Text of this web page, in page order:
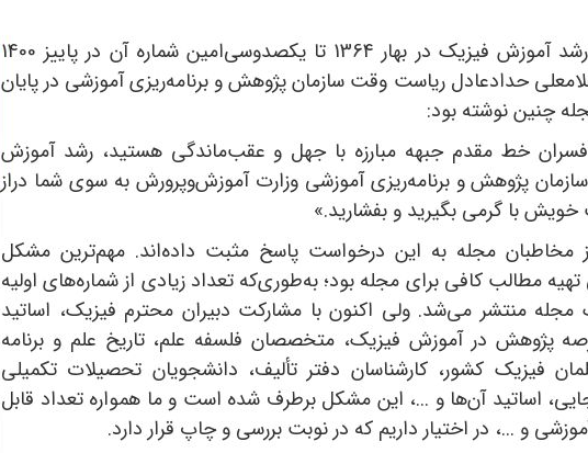
از انتشار نخستین شماره مجله رشد آموزش فیزیک در بهار 1364 تا یکصدوسی‌امین شماره آن در پاییز 1400
غلامعلی حدادعادل ریاست وقت سازمان پژوهش و برنامه‌ریزی آموزشی در پایان
چنین نوشته بود:
افسران خط مقدم جبهه مبارزه با جهل و عقب‌ماندگی هستید، رشد آموزش
پژوهش و برنامه‌ریزی آموزشی وزارت آموزش‌وپرورش به سوی شما دراز
با گرمی بگیرید و بفشارید.»
مخاطبان مجله به این درخواست پاسخ مثبت داده‌اند. مهم‌ترین مشکل
مطالب کافی برای مجله بود؛ به‌طوری‌که تعداد زیادی از شماره‌های اولیه
منتشر می‌شد. ولی اکنون با مشارکت دبیران محترم فیزیک، اساتید
پژوهش در آموزش فیزیک، متخصصان فلسفه علم، تاریخ علم و برنامه
فیزیک کشور، کارشناسان دفتر تألیف، دانشجویان تحصیلات تکمیلی
اساتید آن‌ها و ...، این مشکل برطرف شده است و ما همواره تعداد قابل
و ...، در اختیار داریم که در نوبت بررسی و چاپ قرار دارد.